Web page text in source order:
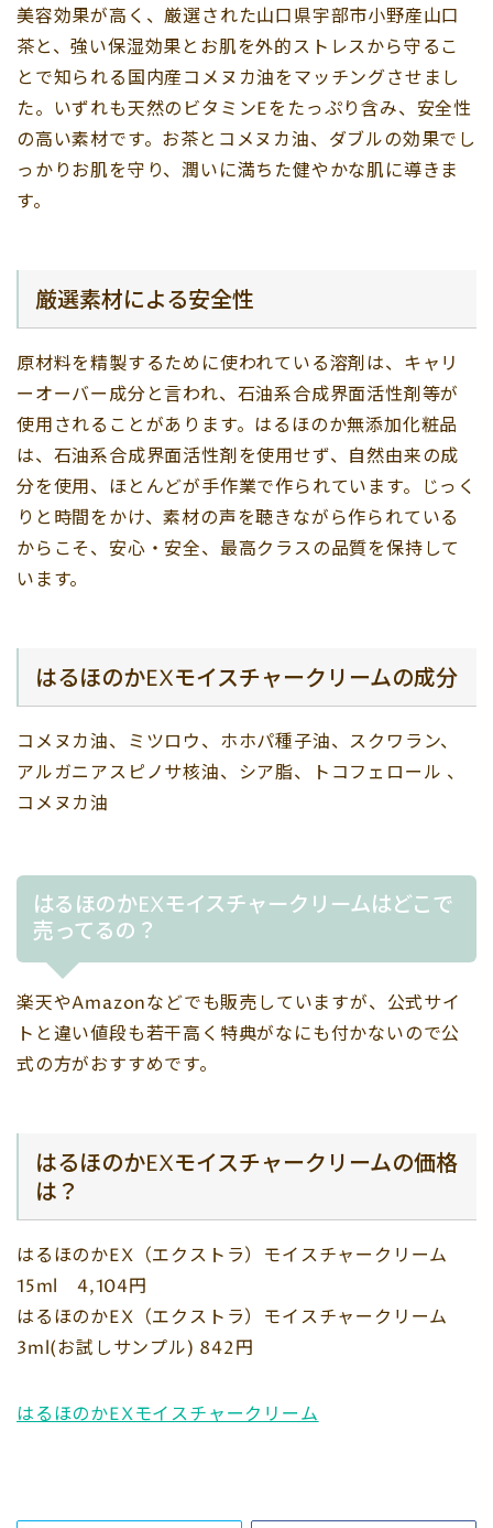
美容効果が高く、厳選された山口県宇部市小野産山口
茶と、強い保湿効果とお肌を外的ストレスから守るこ
とで知られる国内産コメヌカ油をマッチングさせまし
た。いずれも天然のビタミンEをたっぷり含み、安全性
の高い素材です。お茶とコメヌカ油、ダブルの効果でし
っかりお肌を守り、潤いに満ちた健やかな肌に導きま
す。
厳選素材による安全性
原材料を精製するために使われている溶剤は、キャリ
ーオーバー成分と言われ、石油系合成界面活性剤等が
使用されることがあります。はるほのか無添加化粧品
は、石油系合成界面活性剤を使用せず、自然由来の成
分を使用、ほとんどが手作業で作られています。じっく
りと時間をかけ、素材の声を聴きながら作られている
からこそ、安心・安全、最高クラスの品質を保持して
います。
はるほのかEXモイスチャークリームの成分
コメヌカ油、ミツロウ、ホホパ種子油、スクワラン、
アルガニアスピノサ核油、シア脂、トコフェロール 、
コメヌカ油
はるほのかEXモイスチャークリームはどこで
売ってるの？
楽天やAmazonなどでも販売していますが、公式サイ
トと違い値段も若干高く特典がなにも付かないので公
式の方がおすすめです。
はるほのかEXモイスチャークリームの価格
は？
はるほのかEX（エクストラ）モイスチャークリーム
15ml 4,104円
はるほのかEX（エクストラ）モイスチャークリーム
3ml(お試しサンプル) 842円
はるほのかEXモイスチャークリーム